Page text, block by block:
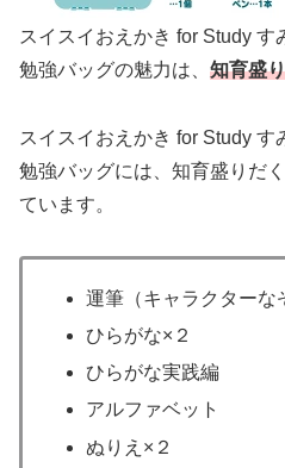
スイスイおえかき for Study
勉強バッグの魅力は、 知育盛
スイスイおえかき for Study
勉強バッグには、知育盛りだ
ています。
運筆（キャラクターな
ひらがな×２
ひらがな実践編
アルファベット
ぬりえ×２